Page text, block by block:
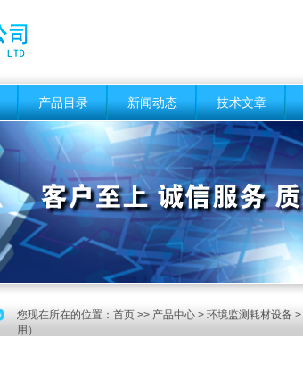
产品目录 新闻动态 技术文章
您现在所在的位置： 首页 >> 产品中心 > 环境监测耗材设备 >
用）